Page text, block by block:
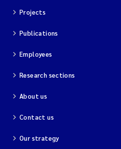
Joachim Tørum Johansen
Steven Brooks
Wenting Chen
Projects
Publications
Employees
Research sections
About us
Contact us
Our strategy